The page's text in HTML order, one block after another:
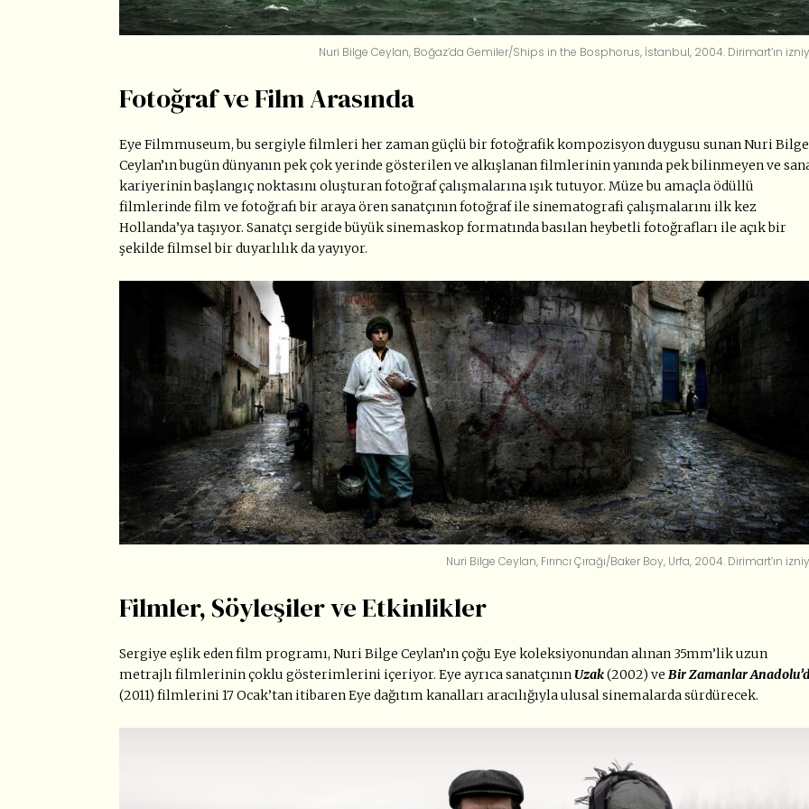
Nuri Bilge Ceylan, Boğaz’da Gemiler/Ships in the Bosphorus, İstanbul, 2004. Dirimart’ın
Fotoğraf ve Film Arasında
Eye Filmmuseum, bu sergiyle filmleri her zaman güçlü bir fotoğrafik kompozisyon duygusu sunan Nuri Bilge
Ceylan’ın bugün dünyanın pek çok yerinde gösterilen ve alkışlanan filmlerinin yanında pek bilinmeyen ve
kariyerinin başlangıç noktasını oluşturan fotoğraf çalışmalarına ışık tutuyor. Müze bu amaçla ödüllü
filmlerinde film ve fotoğrafı bir araya ören sanatçının fotoğraf ile sinematografi çalışmalarını ilk kez
Hollanda’ya taşıyor. Sanatçı sergide büyük sinemaskop formatında basılan heybetli fotoğrafları ile açık bir
şekilde filmsel bir duyarlılık da yayıyor.
Nuri Bilge Ceylan, Fırıncı Çırağı/Baker Boy, Urfa, 2004. Dirimart’ın
Filmler, Söyleşiler ve Etkinlikler
Sergiye eşlik eden film programı, Nuri Bilge Ceylan’ın çoğu Eye koleksiyonundan alınan 35mm’lik uzun
metrajlı filmlerinin çoklu gösterimlerini içeriyor. Eye ayrıca sanatçının Uzak(2002) ve Bir Zamanlar
(2011) filmlerini 17 Ocak’tan itibaren Eye dağıtım kanalları aracılığıyla ulusal sinemalarda sürdürecek.